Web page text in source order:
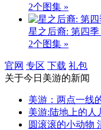
2个图集 »
星之后裔: 第四
2个图集 »
官网 专区 下载 礼包
关于今日美游的新闻
美游：两点一线
美游:陆地上的人
圆滚滚的小动物